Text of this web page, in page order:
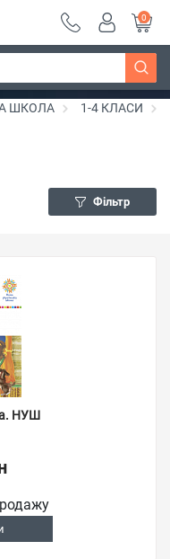
~
Дізнатись більше
0
ШКОЛА 1-4 КЛАСИ
Фільтр
НУШ